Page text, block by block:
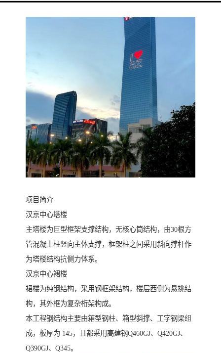
项目简介
汉京中心塔楼
主塔楼为巨型框架支撑结构，无核心筒结构，由30根方
管混凝土柱竖向主体支撑，框架柱之间采用斜向撑杆作
为塔楼结构抗侧力体系。
汉京中心裙楼
裙楼为纯钢结构，采用钢框架结构，楼层西侧为悬挑结
构，其外框为复杂桁架构成。
本工程钢结构主要由箱型钢柱、箱型斜撑、工字钢梁组
成，板厚为 145，且都采用高建钢Q460GJ、Q420GJ、
Q390GJ、Q345。